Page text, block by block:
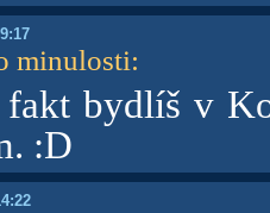
minulosti:
fakt bydlíš v
:D